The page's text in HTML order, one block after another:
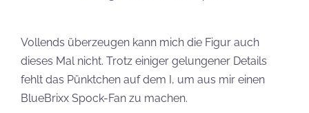
Vollends überzeugen kann mich die Figur auch
dieses Mal nicht. Trotz einiger gelungener Details
fehlt das Pünktchen auf dem I, um aus mir einen
BlueBrixx Spock-Fan zu machen.